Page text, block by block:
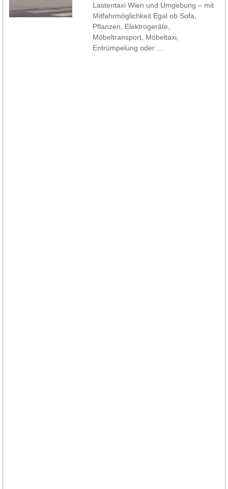
Lastentaxi Wien und Umgebung – mit
Mitfahrmöglichkeit Egal ob Sofa,
Pflanzen, Elektrogeräte,
Möbeltransport, Möbeltaxi,
Entrümpelung oder ...